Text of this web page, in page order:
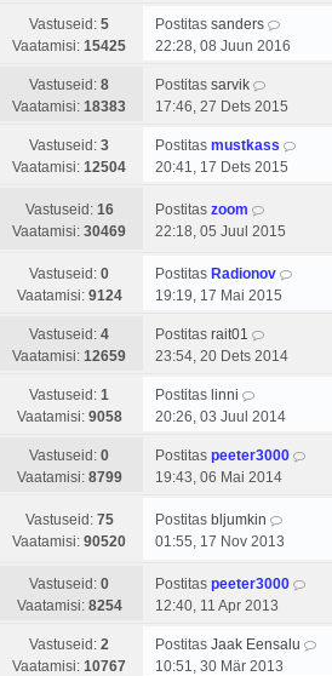
Vastuseid: 5
Vaatamisi: 15425
Postitas sanders
22:28, 08 Juun 2016
Vastuseid: 8
Vaatamisi: 18383
Postitas sarvik
17:46, 27 Dets 2015
Vastuseid: 3
Vaatamisi: 12504
Postitas mustkass
20:41, 17 Dets 2015
Vastuseid: 16
Vaatamisi: 30469
Postitas zoom
22:18, 05 Juul 2015
Vastuseid: 0
Vaatamisi: 9124
Postitas Radionov
19:19, 17 Mai 2015
Vastuseid: 4
Vaatamisi: 12659
Postitas rait01
23:54, 20 Dets 2014
Vastuseid: 1
Vaatamisi: 9058
Postitas linni
20:26, 03 Juul 2014
Vastuseid: 0
Vaatamisi: 8799
Postitas peeter3000
19:43, 06 Mai 2014
Vastuseid: 75
Vaatamisi: 90520
Postitas bljumkin
01:55, 17 Nov 2013
Vastuseid: 0
Vaatamisi: 8254
Postitas peeter3000
12:40, 11 Apr 2013
Vastuseid: 2
Vaatamisi: 10767
Postitas Jaak Eensalu
10:51, 30 Mär 2013